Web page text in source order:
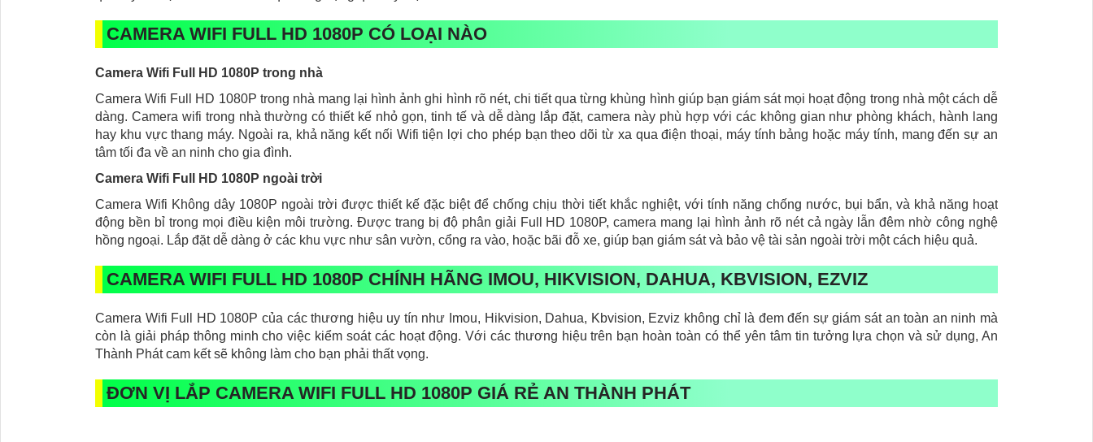
CAMERA WIFI FULL HD 1080P CÓ LOẠI NÀO
Camera Wifi Full HD 1080P trong nhà
Camera Wifi Full HD 1080P trong nhà mang lại hình ảnh ghi hình rõ nét, chi tiết qua từng khùng hình giúp bạn giám sát mọi hoạt động trong nhà một cách dễ
dàng. Camera wifi trong nhà thường có thiết kế nhỏ gọn, tinh tế và dễ dàng lắp đặt, camera này phù hợp với các không gian như phòng khách, hành lang
hay khu vực thang máy. Ngoài ra, khả năng kết nối Wifi tiện lợi cho phép bạn theo dõi từ xa qua điện thoại, máy tính bảng hoặc máy tính, mang đến sự an
tâm tối đa về an ninh cho gia đình.
Camera Wifi Full HD 1080P ngoài trời
Camera Wifi Không dây 1080P ngoài trời được thiết kế đặc biệt để chống chịu thời tiết khắc nghiệt, với tính năng chống nước, bụi bẩn, và khả năng hoạt
động bền bỉ trong mọi điều kiện môi trường. Được trang bị độ phân giải Full HD 1080P, camera mang lại hình ảnh rõ nét cả ngày lẫn đêm nhờ công nghệ
hồng ngoại. Lắp đặt dễ dàng ở các khu vực như sân vườn, cổng ra vào, hoặc bãi đỗ xe, giúp bạn giám sát và bảo vệ tài sản ngoài trời một cách hiệu quả.
CAMERA WIFI FULL HD 1080P CHÍNH HÃNG IMOU, HIKVISION, DAHUA, KBVISION, EZVIZ
Camera Wifi Full HD 1080P của các thương hiệu uy tín như Imou, Hikvision, Dahua, Kbvision, Ezviz không chỉ là đem đến sự giám sát an toàn an ninh mà
còn là giải pháp thông minh cho việc kiểm soát các hoạt động. Với các thương hiệu trên bạn hoàn toàn có thể yên tâm tin tưởng lựa chọn và sử dụng, An
Thành Phát cam kết sẽ không làm cho bạn phải thất vọng.
ĐƠN VỊ LẮP CAMERA WIFI FULL HD 1080P GIÁ RẺ AN THÀNH PHÁT